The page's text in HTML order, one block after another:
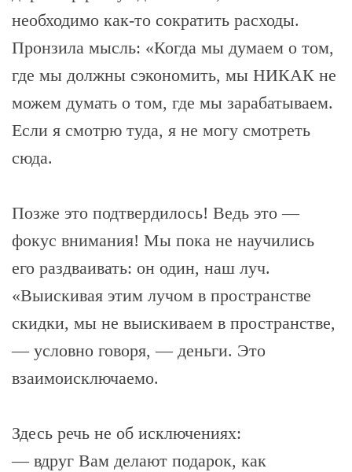
необходимо как-то сократить расходы.
Пронзила мысль: «Когда мы думаем о том,
где мы должны сэкономить, мы НИКАК не
можем думать о том, где мы зарабатываем.
Если я смотрю туда, я не могу смотреть
сюда.
Позже это подтвердилось! Ведь это —
фокус внимания! Мы пока не научились
его раздваивать: он один, наш луч.
«Выискивая этим лучом в пространстве
скидки, мы не выискиваем в пространстве,
— условно говоря, — деньги. Это
взаимоисключаемо.
Здесь речь не об исключениях:
— вдруг Вам делают подарок, как